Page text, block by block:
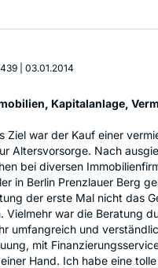
03.01.2014
Kapitalanlage,
Ziel war der Kauf einer
Altersvorsorge. Nach
bei diversen
in Berlin Prenzlauer Berg
der erste Mal nicht das
war die Beratung
umfangreich und
mit
Hand. Ich habe eine